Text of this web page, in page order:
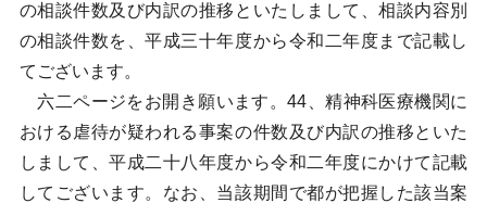
の相談件数及び内訳の推移といたしまして、相談内容別
の相談件数を、平成三十年度から令和二年度まで記載し
てございます。
六二ページをお開き願います。44、精神科医療機関に
おける虐待が疑われる事案の件数及び内訳の推移といた
しまして、平成二十八年度から令和二年度にかけて記載
してございます。なお、当該期間で都が把握した該当案